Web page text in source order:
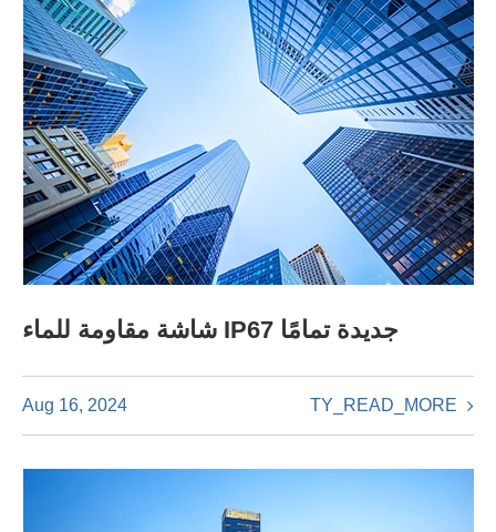
شاشة مقاومة للماء IP67 جديدة تمامًا
Aug 16, 2024 TY_READ_MORE